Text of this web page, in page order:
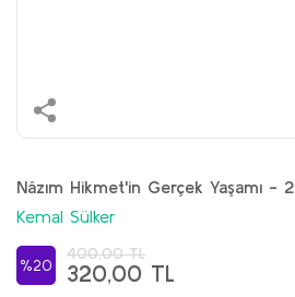
Nâzım Hikmet'in Gerçek Yaşamı - 2
Kemal Sülker
%20
400,00 TL
320,00 TL